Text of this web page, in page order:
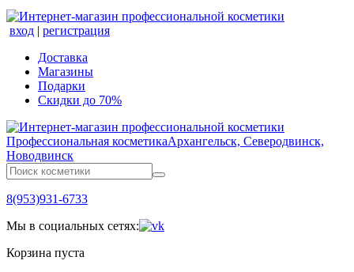
вход | регистрация
Доставка
Магазины
Подарки
Скидки до 70%
Профессиональная косметикаАрхангельск, Северодвинск,
Новодвинск
8(953)931-6733
Мы в социальных сетях:
Корзина пуста